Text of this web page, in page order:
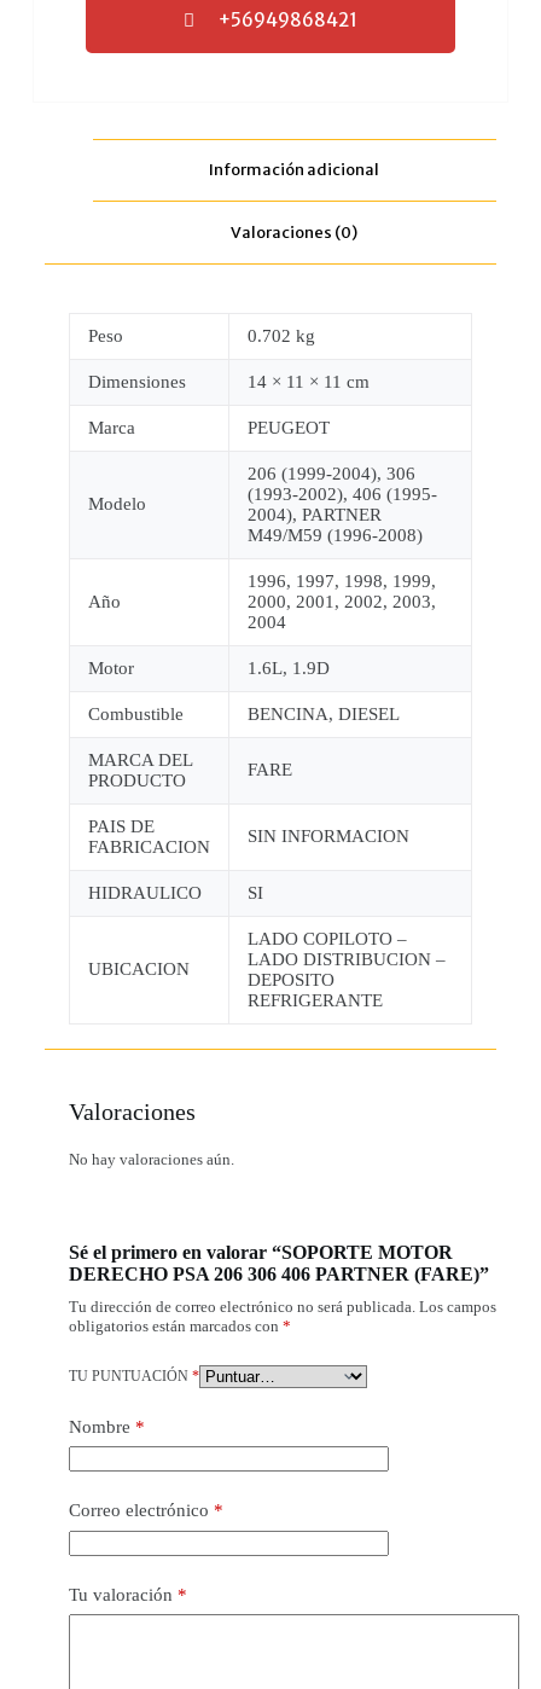
+56949868421
Información adicional
Valoraciones (0)
Peso 0.702 kg
Dimensiones 14 × 11 × 11 cm
Marca PEUGEOT
Modelo
206 (1999-2004), 306
(1993-2002), 406 (1995-
2004), PARTNER
M49/M59 (1996-2008)
Año
1996, 1997, 1998, 1999,
2000, 2001, 2002, 2003,
2004
Motor 1.6L, 1.9D
Combustible BENCINA, DIESEL
MARCA DEL
PRODUCTO
FARE
PAIS DE
FABRICACION
SIN INFORMACION
HIDRAULICO SI
UBICACION
LADO COPILOTO –
LADO DISTRIBUCION –
DEPOSITO
REFRIGERANTE
Valoraciones
No hay valoraciones aún.
Sé el primero en valorar “SOPORTE MOTOR
DERECHO PSA 206 306 406 PARTNER (FARE)”
Tu dirección de correo electrónico no será publicada. Los campos
obligatorios están marcados con *
TU PUNTUACIÓN *
Nombre *
Correo electrónico *
Tu valoración *